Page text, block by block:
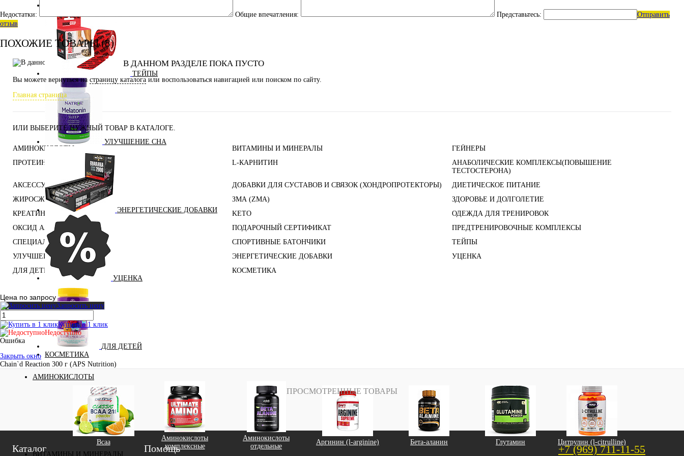
ТЕЙПЫ
УЛУЧШЕНИЕ СНА
ЭНЕРГЕТИЧЕСКИЕ ДОБАВКИ
УЦЕНКА
ДЛЯ ДЕТЕЙ
КОСМЕТИКА
АМИНОКИСЛОТЫ
Bcaa
Аминокислоты
комплексные
Аминокислоты
отдельные
Аргинин (l-arginine) Бета-аланин Глутамин
Цитрулин (l-citrulline)
ВИТАМИНЫ И МИНЕРАЛЫ
Недостатки: Общие впечатления: Представьтесь:
Отправить
отзыв
ПОХОЖИЕ ТОВАРЫ (8)
В ДАННОМ РАЗДЕЛЕ ПОКА ПУСТО
Вы можете вернуться на страницу каталога или воспользоваться навигацией или поиском по сайту.
Главная страница
ИЛИ ВЫБЕРИТЕ НУЖНЫЙ ТОВАР В КАТАЛОГЕ.
АМИНОКИСЛОТЫ ВИТАМИНЫ И МИНЕРАЛЫ
ГЕЙНЕРЫ
ПРОТЕИНЫ
L-КАРНИТИН
АНАБОЛИЧЕСКИЕ КОМПЛЕКСЫ(ПОВЫШЕНИЕ
ТЕСТОСТЕРОНА)
АКСЕССУАРЫ
ДОБАВКИ ДЛЯ СУСТАВОВ И СВЯЗОК (ХОНДРОПРОТЕКТОРЫ)
ДИЕТИЧЕСКОЕ ПИТАНИЕ
ЖИРОСЖИГАТЕЛИ
ЗМА (ZMA)
ЗДОРОВЬЕ И ДОЛГОЛЕТИЕ
КРЕАТИН
KETO
ОДЕЖДА ДЛЯ ТРЕНИРОВОК
ОКСИД АЗОТА (NO, AAKG)
ПОДАРОЧНЫЙ СЕРТИФИКАТ
ПРЕДТРЕНИРОВОЧНЫЕ КОМПЛЕКСЫ
СПЕЦИАЛЬНЫЕ ДОБАВКИ
СПОРТИВНЫЕ БАТОНЧИКИ
ТЕЙПЫ
УЛУЧШЕНИЕ СНА
ЭНЕРГЕТИЧЕСКИЕ ДОБАВКИ
УЦЕНКА
ДЛЯ ДЕТЕЙ
КОСМЕТИКА
Цена по запросу
Запросить цену
Купить в 1 клик
Недоступно
Ошибка
Закрыть окно
Chain`d Reaction 300 г (APS Nutrition)
ПРОСМОТРЕННЫЕ ТОВАРЫ
Каталог Помощь +7 (969) 711-11-55